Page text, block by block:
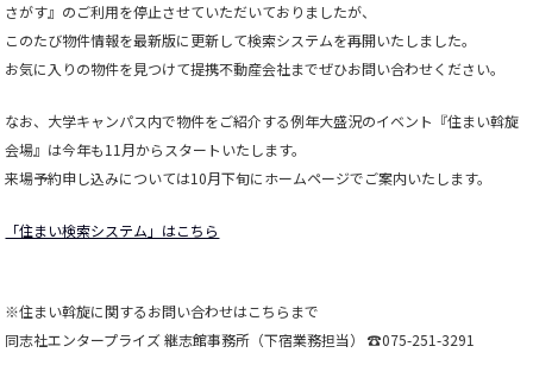
さがす』のご利用を停止させていただいておりましたが、
このたび物件情報を最新版に更新して検索システムを再開いたしました。
お気に入りの物件を見つけて提携不動産会社までぜひお問い合わせください。
なお、大学キャンパス内で物件をご紹介する例年大盛況のイベント『住まい斡旋
会場』は今年も11月からスタートいたします。
来場予約申し込みについては10月下旬にホームページでご案内いたします。
「住まい検索システム」はこちら
※住まい斡旋に関するお問い合わせはこちらまで
同志社エンタープライズ 継志館事務所（下宿業務担当） ☎075-251-3291